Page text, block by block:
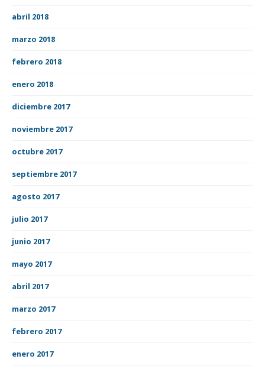
abril 2018
marzo 2018
febrero 2018
enero 2018
diciembre 2017
noviembre 2017
octubre 2017
septiembre 2017
agosto 2017
julio 2017
junio 2017
mayo 2017
abril 2017
marzo 2017
febrero 2017
enero 2017